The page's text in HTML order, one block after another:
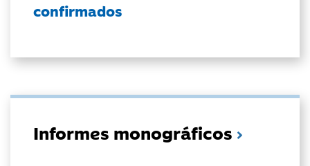
confirmados
Informes monográficos